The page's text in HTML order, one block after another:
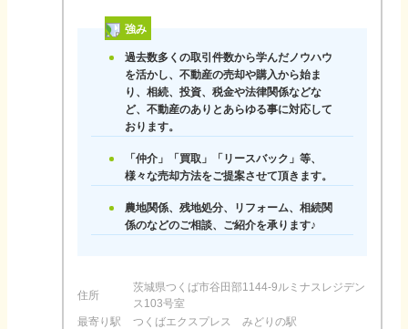
強み
過去数多くの取引件数から学んだノウハウ
を活かし、不動産の売却や購入から始ま
り、相続、投資、税金や法律関係などな
ど、不動産のありとあらゆる事に対応して
おります。
「仲介」「買取」「リースバック」等、
様々な売却方法をご提案させて頂きます。
農地関係、残地処分、リフォーム、相続関
係のなどのご相談、ご紹介を承ります♪
住所
茨城県つくば市谷田部1144-9ルミナスレジデン
ス103号室
最寄り駅
つくばエクスプレス みどりの駅